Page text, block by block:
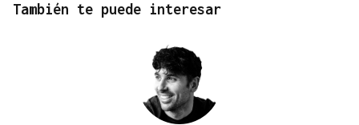
También te puede interesar